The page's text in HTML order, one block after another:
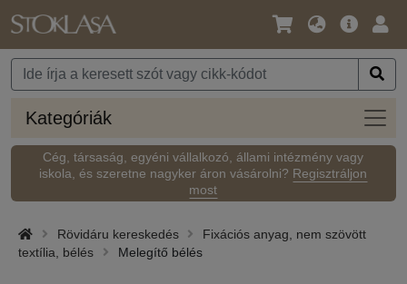
Nyelv
Pénznem
Fő
Kategóriák
Cég, társaság, egyéni vállalkozó, állami intézmény vagy
iskola, és szeretne nagyker áron vásárolni? Regisztráljon
most
Rövidáru kereskedés
Fixációs anyag, nem szövött
textília, bélés
Melegítő bélés